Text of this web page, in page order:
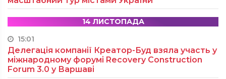
14 ЛИСТОПАДА
15:01
Делегація компанії Креатор-Буд взяла участь у
міжнародному форумі Recovery Construction
Forum 3.0 у Варшаві